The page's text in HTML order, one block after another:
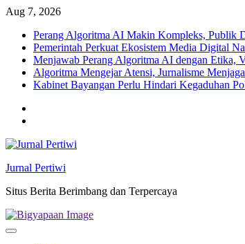
Skip
content
Aug 7, 2026
Perang Algoritma AI Makin Kompleks, Publik
Pemerintah Perkuat Ekosistem Media Digital
Menjawab Perang Algoritma AI dengan Etika,
Algoritma Mengejar Atensi, Jurnalisme
Kabinet Bayangan Perlu Hindari Kegaduhan
Jurnal Pertiwi
Situs Berita Berimbang dan Terpercaya